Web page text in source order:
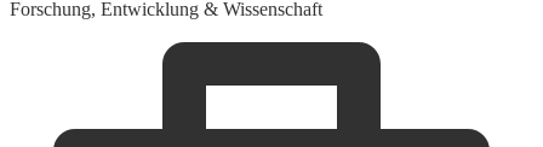
Forschung, Entwicklung & Wissenschaft